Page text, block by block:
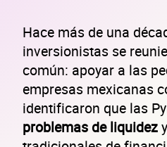
Hace más de una
inversionistas se
común: apoyar a las
empresas mexicanas
identificaron que las
problemas de liquidez